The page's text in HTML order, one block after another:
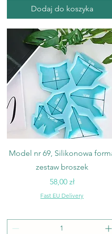
Dodaj do koszyka
Podgląd
Model nr 69, Silikonowa
zestaw broszek
Cena
58,00 zł
Fast EU Delivery